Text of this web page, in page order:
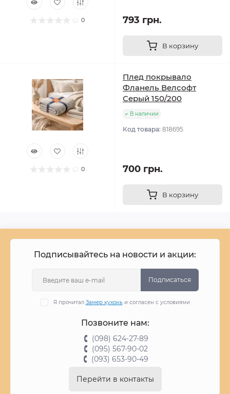
0 793 грн.
В корзину
0
Плед покрывало
Фланель Велсофт
Серый 150/200
В наличии
Код товара: 818695
700 грн.
В корзину
Подписывайтесь на новости и акции:
Подписаться
Я прочитал Замер кухоньи согласен с условиями
Позвоните нам:
(098) 624-27-89
(095) 567-90-02
(093) 653-90-49
Перейти в контакты